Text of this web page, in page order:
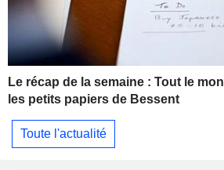
Le récap de la semaine : Tout le
les petits papiers de Bessent
Toute l'actualité